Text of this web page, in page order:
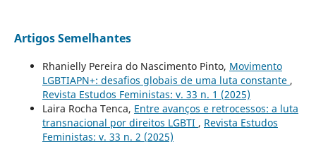
Artigos Semelhantes
Rhanielly Pereira do Nascimento Pinto, Movimento
LGBTIAPN+: desafios globais de uma luta constante ,
Revista Estudos Feministas: v. 33 n. 1 (2025)
Laira Rocha Tenca, Entre avanços e retrocessos: a luta
transnacional por direitos LGBTI , Revista Estudos
Feministas: v. 33 n. 2 (2025)